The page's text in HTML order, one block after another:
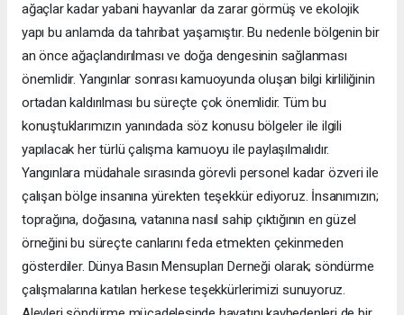
ağaçlar kadar yabani hayvanlar da zarar görmüş ve ekolojik
yapı bu anlamda da tahribat yaşamıştır. Bu nedenle bölgenin bir
an önce ağaçlandırılması ve doğa dengesinin sağlanması
önemlidir. Yangınlar sonrası kamuoyunda oluşan bilgi kirliliğinin
ortadan kaldırılması bu süreçte çok önemlidir. Tüm bu
konuştuklarımızın yanındada söz konusu bölgeler ile ilgili
yapılacak her türlü çalışma kamuoyu ile paylaşılmalıdır.
Yangınlara müdahale sırasında görevli personel kadar özveri ile
çalışan bölge insanına yürekten teşekkür ediyoruz. İnsanımızın;
toprağına, doğasına, vatanına nasıl sahip çıktığının en güzel
örneğini bu süreçte canlarını feda etmekten çekinmeden
gösterdiler. Dünya Basın Mensupları Derneği olarak; söndürme
çalışmalarına katılan herkese teşekkürlerimizi sunuyoruz.